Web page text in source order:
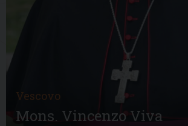
Vescovo
Mons. Vincenzo Viva